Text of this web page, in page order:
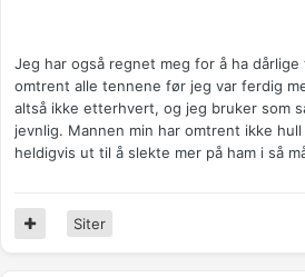
Jeg har også regnet meg for å ha dårlige
omtrent alle tennene før jeg var ferdig
altså ikke etterhvert, og jeg bruker som
jevnlig. Mannen min har omtrent ikke
heldigvis ut til å slekte mer på ham i så
Siter